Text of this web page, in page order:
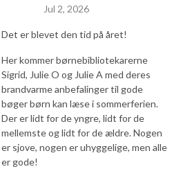
Jul 2, 2026
Det er blevet den tid på året!
Her kommer børnebibliotekarerne
Sigrid, Julie O og Julie A med deres
brandvarme anbefalinger til gode
bøger børn kan læse i sommerferien.
Der er lidt for de yngre, lidt for de
mellemste og lidt for de ældre. Nogen
er sjove, nogen er uhyggelige, men alle
er gode!